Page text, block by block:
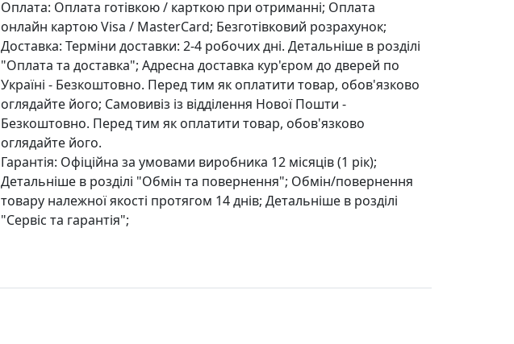
Оплата: Оплата готівкою / карткою при отриманні; Оплата
онлайн картою Visa / MasterCard; Безготівковий розрахунок;
Доставка: Терміни доставки: 2-4 робочих дні. Детальніше в розділі
"Оплата та доставка"; Адресна доставка кур'єром до дверей по
Україні - Безкоштовно. Перед тим як оплатити товар, обов'язково
оглядайте його; Самовивіз із відділення Нової Пошти -
Безкоштовно. Перед тим як оплатити товар, обов'язково
оглядайте його.
Гарантія: Офіційна за умовами виробника 12 місяців (1 рік);
Детальніше в розділі "Oбмін та повернення"; Обмін/повернення
товару належної якості протягом 14 днів; Детальніше в розділі
"Сервіс та гарантія";